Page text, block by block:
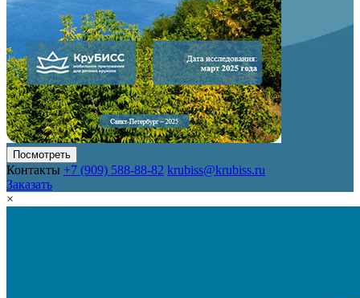
Посмотреть
Контакты +7 (909) 588-88-82 krubiss@krubiss.ru
Заказать
×